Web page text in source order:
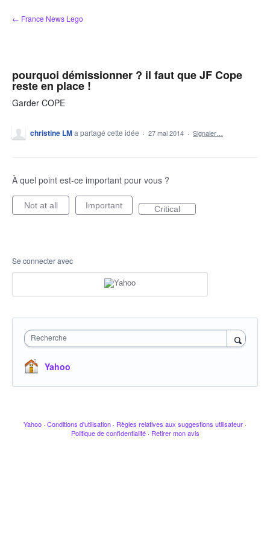
Aller
au
← France News Lego
pourquoi démissionner ? il faut que JF Cope
reste en place !
Garder COPE
christine LMa partagé cette idée · 27 mai 2014 · Signaler…
À quel point est-ce important pour vous ?
Not at all Important Critical
Se connecter avec
Recherche
Yahoo
Yahoo · Conditions d'utilisation · Règles relatives aux suggestions utilisateur ·
Politique de confidentialité · Retirer mon avis